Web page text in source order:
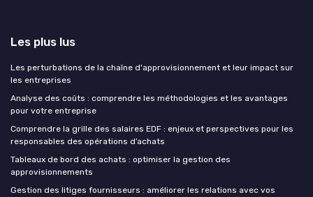
Les plus lus
Les perturbations de la chaîne d'approvisionnement et leur impact sur
les entreprises
Analyse des coûts : comprendre les méthodologies et les avantages
pour votre entreprise
Comprendre la grille des salaires EDF : enjeux et perspectives pour les
responsables des opérations d’achats
Tableaux de bord des achats : optimiser la gestion des
approvisionnements
Gestion des litiges fournisseurs : améliorer les relations avec vos